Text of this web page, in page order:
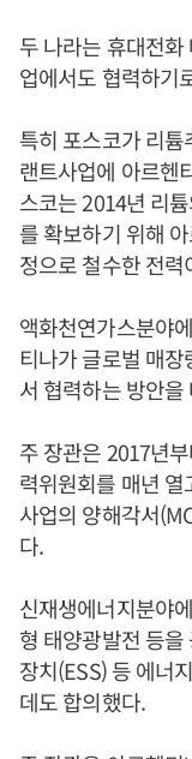
두 나라는 휴대전
업에서도 협력하기
특히 포스코가 리
랜트사업에 아르헨
스코는 2014년 리
를 확보하기 위해
정으로 철수한 전력
액화천연가스분야
티나가 글로벌 매
서 협력하는 방안
주 장관은 2017년
력위원회를 매년
사업의 양해각서
다.
신재생에너지분야
형 태양광발전 등
장치(ESS) 등 에너
데도 합의했다.